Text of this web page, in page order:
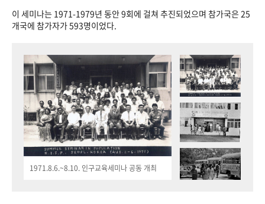
이 세미나는 1971-1979년 동안 9회에 걸쳐 추진되었으며 참가국은 25
개국에 참가자가 593명이었다.
1971.8.6.~8.10. 인구교육세미나 공동 개최